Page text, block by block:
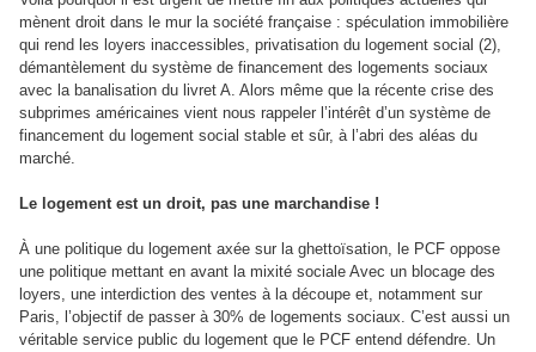
mènent droit dans le mur la société française : spéculation immobilière
qui rend les loyers inaccessibles, privatisation du logement social (2),
démantèlement du système de financement des logements sociaux
avec la banalisation du livret A. Alors même que la récente crise des
subprimes américaines vient nous rappeler l’intérêt d’un système de
financement du logement social stable et sûr, à l’abri des aléas du
marché.
Le logement est un droit, pas une marchandise !
À une politique du logement axée sur la ghettoïsation, le PCF oppose
une politique mettant en avant la mixité sociale Avec un blocage des
loyers, une interdiction des ventes à la découpe et, notamment sur
Paris, l’objectif de passer à 30% de logements sociaux. C’est aussi un
véritable service public du logement que le PCF entend défendre. Un